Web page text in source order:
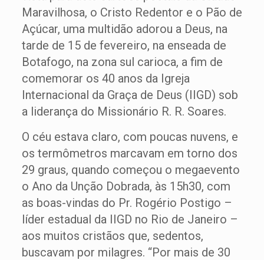
Maravilhosa, o Cristo Redentor e o Pão de
Açúcar, uma multidão adorou a Deus, na
tarde de 15 de fevereiro, na enseada de
Botafogo, na zona sul carioca, a fim de
comemorar os 40 anos da Igreja
Internacional da Graça de Deus (IIGD) sob
a liderança do Missionário R. R. Soares.
O céu estava claro, com poucas nuvens, e
os termômetros marcavam em torno dos
29 graus, quando começou o megaevento
o Ano da Unção Dobrada, às 15h30, com
as boas-vindas do Pr. Rogério Postigo –
líder estadual da IIGD no Rio de Janeiro –
aos muitos cristãos que, sedentos,
buscavam por milagres. “Por mais de 30